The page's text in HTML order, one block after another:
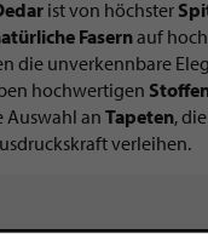
ist von höchster
Fasernauf
die unverkennbare
hochwertigen
Auswahl an Tapeten,
verleihen.